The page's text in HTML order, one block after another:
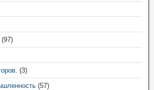
(97)
(3)
(57)